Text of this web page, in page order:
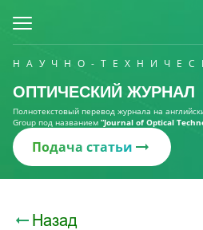
НАУЧНО-
ОПТИЧЕСКИЙ ЖУРНАЛ
Полнотекстовый перевод журнала на
Group под названием “Journal of Optical
Подача статьи
Назад